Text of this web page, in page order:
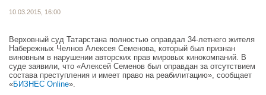
10.03.2015, 16:00
Верховный суд Татарстана полностью оправдал 34-летнего жителя
Набережных Челнов Алексея Семенова, который был признан
виновным в нарушении авторских прав мировых кинокомпаний. В
суде заявили, что «Алексей Семенов был оправдан за отсутствием
состава преступления и имеет право на реабилитацию», сообщает
«БИЗНЕС Online».